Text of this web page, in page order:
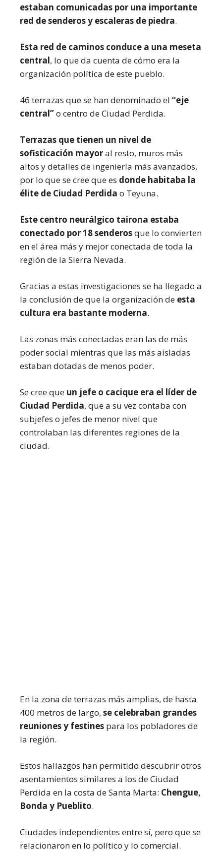
estaban comunicadas por una importante
red de senderos y escaleras de piedra.
Esta red de caminos conduce a una meseta
central, lo que da cuenta de cómo era la
organización política de este pueblo.
46 terrazas que se han denominado el “eje
central”o centro de Ciudad Perdida.
Terrazas que tienen un nivel de
sofisticación mayoral resto, muros más
altos y detalles de ingeniería más avanzados,
por lo que se cree que es donde habitaba la
élite de Ciudad Perdida o Teyuna.
Este centro neurálgico tairona estaba
conectado por 18 senderosque lo convierten
en el área más y mejor conectada de toda la
región de la Sierra Nevada.
Gracias a estas investigaciones se ha llegado a
la conclusión de que la organización de esta
cultura era bastante moderna.
Las zonas más conectadas eran las de más
poder social mientras que las más aisladas
estaban dotadas de menos poder.
Se cree que un jefe o cacique era el líder de
Ciudad Perdida, que a su vez contaba con
subjefes o jefes de menor nivel que
controlaban las diferentes regiones de la
ciudad.
En la zona de terrazas más amplias, de hasta
400 metros de largo, se celebraban grandes
reuniones y festines para los pobladores de
la región.
Estos hallazgos han permitido descubrir otros
asentamientos similares a los de Ciudad
Perdida en la costa de Santa Marta: Chengue,
Bonda y Pueblito.
Ciudades independientes entre sí, pero que se
relacionaron en lo político y lo comercial.